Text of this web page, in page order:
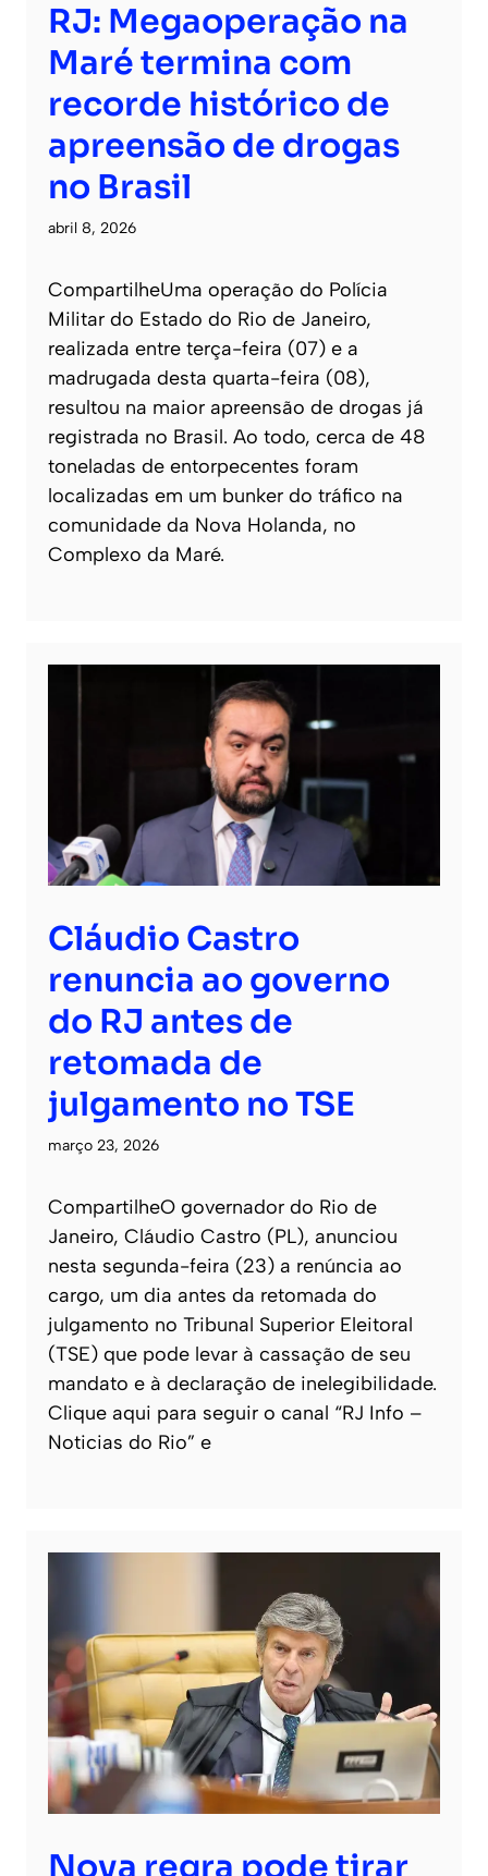
RJ: Megaoperação na
Maré termina com
recorde histórico de
apreensão de drogas
no Brasil
abril 8, 2026
CompartilheUma operação do Polícia
Militar do Estado do Rio de Janeiro,
realizada entre terça-feira (07) e a
madrugada desta quarta-feira (08),
resultou na maior apreensão de drogas já
registrada no Brasil. Ao todo, cerca de 48
toneladas de entorpecentes foram
localizadas em um bunker do tráfico na
comunidade da Nova Holanda, no
Complexo da Maré.
Cláudio Castro
renuncia ao governo
do RJ antes de
retomada de
julgamento no TSE
março 23, 2026
CompartilheO governador do Rio de
Janeiro, Cláudio Castro (PL), anunciou
nesta segunda-feira (23) a renúncia ao
cargo, um dia antes da retomada do
julgamento no Tribunal Superior Eleitoral
(TSE) que pode levar à cassação de seu
mandato e à declaração de inelegibilidade.
Clique aqui para seguir o canal “RJ Info –
Noticias do Rio” e
Nova regra pode tirar